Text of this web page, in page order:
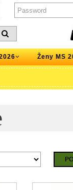
Ženy MS